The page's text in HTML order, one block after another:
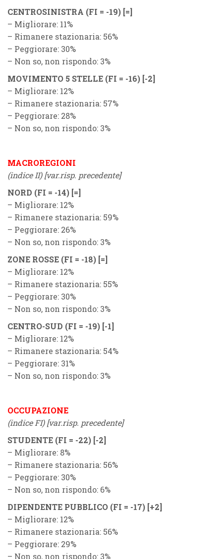
CENTROSINISTRA (FI = -19) [=]
– Migliorare: 11%
– Rimanere stazionaria: 56%
– Peggiorare: 30%
– Non so, non rispondo: 3%
MOVIMENTO 5 STELLE (FI = -16) [-2]
– Migliorare: 12%
– Rimanere stazionaria: 57%
– Peggiorare: 28%
– Non so, non rispondo: 3%
MACROREGIONI
(indice II) [var.risp. precedente]
NORD (FI = -14) [=]
– Migliorare: 12%
– Rimanere stazionaria: 59%
– Peggiorare: 26%
– Non so, non rispondo: 3%
ZONE ROSSE (FI = -18) [=]
– Migliorare: 12%
– Rimanere stazionaria: 55%
– Peggiorare: 30%
– Non so, non rispondo: 3%
CENTRO-SUD (FI = -19) [-1]
– Migliorare: 12%
– Rimanere stazionaria: 54%
– Peggiorare: 31%
– Non so, non rispondo: 3%
OCCUPAZIONE
(indice FI) [var.risp. precedente]
STUDENTE (FI = -22) [-2]
– Migliorare: 8%
– Rimanere stazionaria: 56%
– Peggiorare: 30%
– Non so, non rispondo: 6%
DIPENDENTE PUBBLICO (FI = -17) [+2]
– Migliorare: 12%
– Rimanere stazionaria: 56%
– Peggiorare: 29%
– Non so, non rispondo: 3%